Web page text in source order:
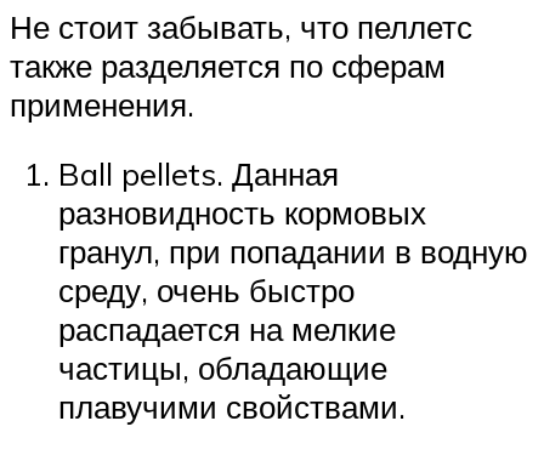
Не стоит забывать, что пеллетс
также разделяется по сферам
применения.
Ball pellets. Данная
разновидность кормовых
гранул, при попадании в водную
среду, очень быстро
распадается на мелкие
частицы, обладающие
плавучими свойствами.